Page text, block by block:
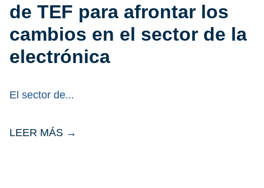
de TEF para afrontar los
cambios en el sector de la
electrónica
El sector de
LEER MÁS →